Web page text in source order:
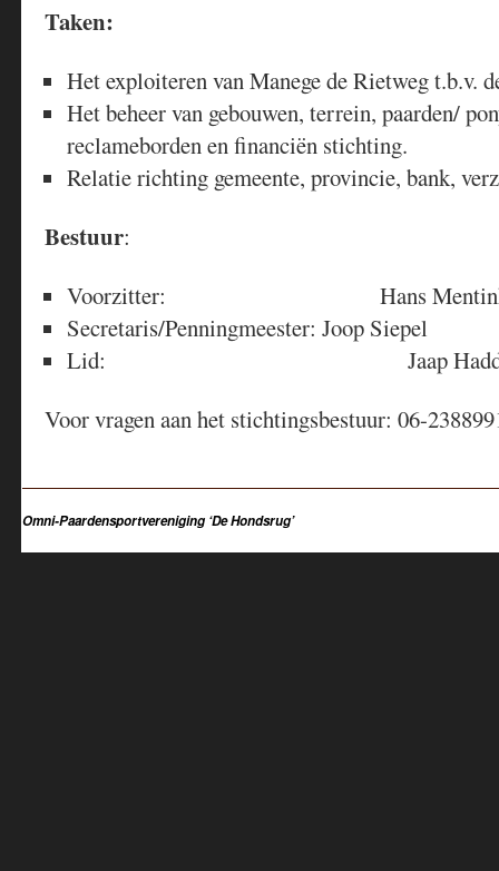
Taken:
Het exploiteren van Manege de Rietweg t.b.v.
Het beheer van gebouwen, terrein, paarden/
reclameborden en financiën stichting.
Relatie richting gemeente, provincie, bank,
Bestuur:
Voorzitter: Hans
Secretaris/Penningmeester: Joop Siepel
Lid: Jaap
Voor vragen aan het stichtingsbestuur: 06-
Omni-Paardensportvereniging ‘De Hondsrug’